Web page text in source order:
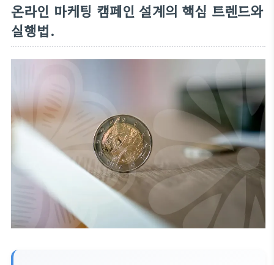
온라인 마케팅 캠페인 설계의 핵심 트렌드와
실행법.